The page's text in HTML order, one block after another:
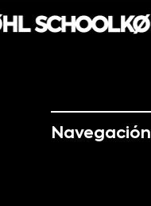
Navegación